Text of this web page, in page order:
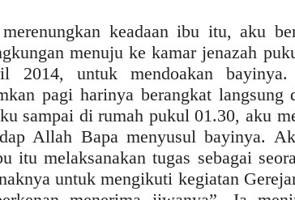
merenungkan keadaan ibu itu, aku
menuju ke kamar jenazah
2014, untuk mendoakan bayinya.
pagi harinya berangkat
sampai di rumah pukul 01.30, aku
Allah Bapa menyusul bayinya.
itu melaksanakan tugas sebagai
untuk mengikuti kegiatan